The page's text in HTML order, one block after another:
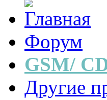
Форум
GSM/
Другие